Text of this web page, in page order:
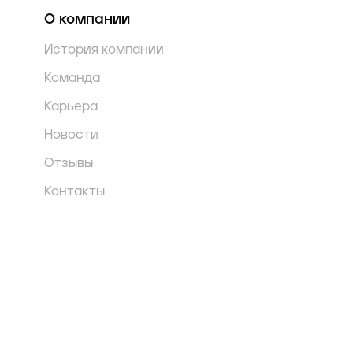
О компании
История компании
Команда
Карьера
Новости
Отзывы
Контакты